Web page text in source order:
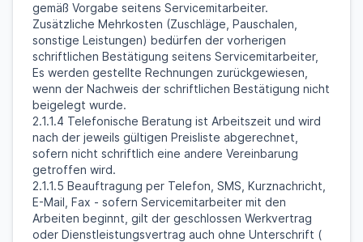
gemäß Vorgabe seitens Servicemitarbeiter.
Zusätzliche Mehrkosten (Zuschläge, Pauschalen,
sonstige Leistungen) bedürfen der vorherigen
schriftlichen Bestätigung seitens Servicemitarbeiter,
Es werden gestellte Rechnungen zurückgewiesen,
wenn der Nachweis der schriftlichen Bestätigung nicht
beigelegt wurde.
2.1.1.4 Telefonische Beratung ist Arbeitszeit und wird
nach der jeweils gültigen Preisliste abgerechnet,
sofern nicht schriftlich eine andere Vereinbarung
getroffen wird.
2.1.1.5 Beauftragung per Telefon, SMS, Kurznachricht,
E-Mail, Fax - sofern Servicemitarbeiter mit den
Arbeiten beginnt, gilt der geschlossen Werkvertrag
oder Dienstleistungsvertrag auch ohne Unterschrift (